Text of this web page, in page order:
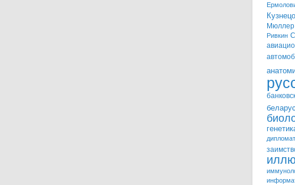
Мюллер
Ривкин